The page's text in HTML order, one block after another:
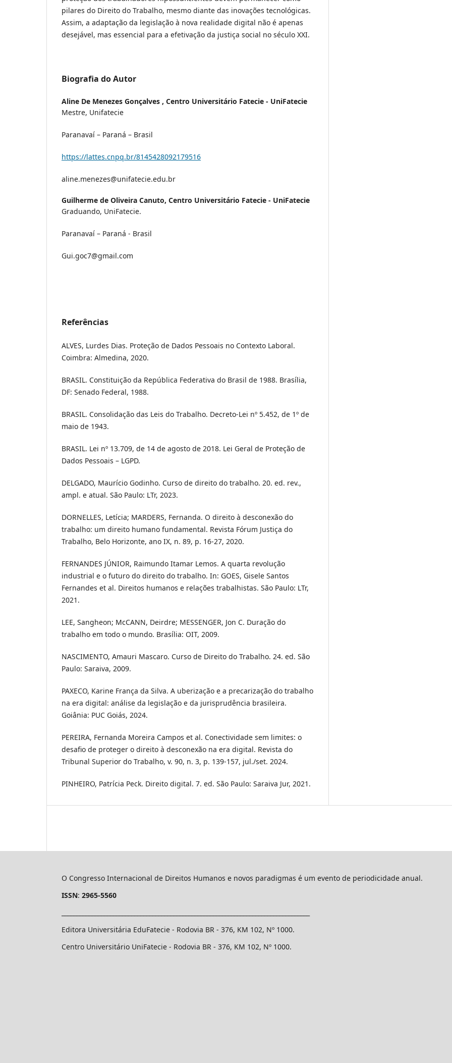
pilares do Direito do Trabalho, mesmo diante das inovações tecnológicas.
Assim, a adaptação da legislação à nova realidade digital não é apenas
desejável, mas essencial para a efetivação da justiça social no século XXI.
Biografia do Autor
Aline De Menezes Gonçalves , Centro Universitário Fatecie - UniFatecie
Mestre, Unifatecie
Paranavaí – Paraná – Brasil
https://lattes.cnpq.br/8145428092179516
aline.menezes@unifatecie.edu.br
Guilherme de Oliveira Canuto, Centro Universitário Fatecie - UniFatecie
Graduando, UniFatecie.
Paranavaí – Paraná - Brasil
Gui.goc7@gmail.com
Referências
ALVES, Lurdes Dias. Proteção de Dados Pessoais no Contexto Laboral.
Coimbra: Almedina, 2020.
BRASIL. Constituição da República Federativa do Brasil de 1988. Brasília,
DF: Senado Federal, 1988.
BRASIL. Consolidação das Leis do Trabalho. Decreto-Lei nº 5.452, de 1º de
maio de 1943.
BRASIL. Lei nº 13.709, de 14 de agosto de 2018. Lei Geral de Proteção de
Dados Pessoais – LGPD.
DELGADO, Maurício Godinho. Curso de direito do trabalho. 20. ed. rev.,
ampl. e atual. São Paulo: LTr, 2023.
DORNELLES, Letícia; MARDERS, Fernanda. O direito à desconexão do
trabalho: um direito humano fundamental. Revista Fórum Justiça do
Trabalho, Belo Horizonte, ano IX, n. 89, p. 16-27, 2020.
FERNANDES JÚNIOR, Raimundo Itamar Lemos. A quarta revolução
industrial e o futuro do direito do trabalho. In: GOES, Gisele Santos
Fernandes et al. Direitos humanos e relações trabalhistas. São Paulo: LTr,
2021.
LEE, Sangheon; McCANN, Deirdre; MESSENGER, Jon C. Duração do
trabalho em todo o mundo. Brasília: OIT, 2009.
NASCIMENTO, Amauri Mascaro. Curso de Direito do Trabalho. 24. ed. São
Paulo: Saraiva, 2009.
PAXECO, Karine França da Silva. A uberização e a precarização do trabalho
na era digital: análise da legislação e da jurisprudência brasileira.
Goiânia: PUC Goiás, 2024.
PEREIRA, Fernanda Moreira Campos et al. Conectividade sem limites: o
desafio de proteger o direito à desconexão na era digital. Revista do
Tribunal Superior do Trabalho, v. 90, n. 3, p. 139-157, jul./set. 2024.
PINHEIRO, Patrícia Peck. Direito digital. 7. ed. São Paulo: Saraiva Jur, 2021.
O Congresso Internacional de Direitos Humanos e novos paradigmas é um evento de periodicidade anual.
ISSN: 2965-5560
Editora Universitária EduFatecie - Rodovia BR - 376, KM 102, Nº 1000.
Centro Universitário UniFatecie - Rodovia BR - 376, KM 102, Nº 1000.